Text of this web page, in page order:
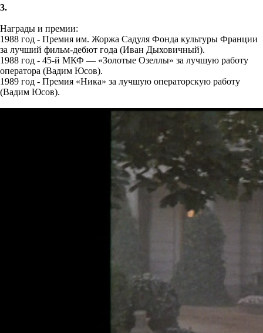
3.
Награды и премии:
1988 год - Премия им. Жоржа Садуля Фонда культуры Франции
за лучший фильм-дебют года (Иван Дыховичный).
1988 год - 45-й МКФ — «Золотые Озеллы» за лучшую работу
оператора (Вадим Юсов).
1989 год - Премия «Ника» за лучшую операторскую работу
(Вадим Юсов).